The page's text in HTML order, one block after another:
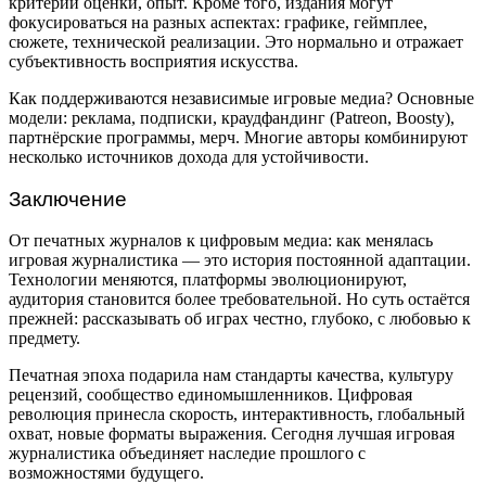
фокусироваться на разных аспектах: графике, геймплее,
сюжете, технической реализации. Это нормально и отражает
субъективность восприятия искусства.
Как поддерживаются независимые игровые медиа? Основные
модели: реклама, подписки, краудфандинг (Patreon, Boosty),
партнёрские программы, мерч. Многие авторы комбинируют
несколько источников дохода для устойчивости.
Заключение
От печатных журналов к цифровым медиа: как менялась
игровая журналистика — это история постоянной адаптации.
Технологии меняются, платформы эволюционируют,
аудитория становится более требовательной. Но суть остаётся
прежней: рассказывать об играх честно, глубоко, с любовью к
предмету.
Печатная эпоха подарила нам стандарты качества, культуру
рецензий, сообщество единомышленников. Цифровая
революция принесла скорость, интерактивность, глобальный
охват, новые форматы выражения. Сегодня лучшая игровая
журналистика объединяет наследие прошлого с
возможностями будущего.